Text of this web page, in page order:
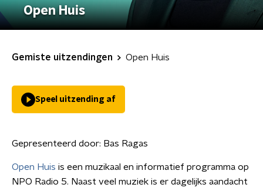
Open Huis
Gemiste uitzendingen Open Huis
Speel uitzending af
Gepresenteerd door: Bas Ragas
Open Huis is een muzikaal en informatief programma op
NPO Radio 5. Naast veel muziek is er dagelijks aandacht